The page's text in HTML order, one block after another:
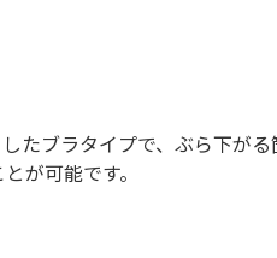
たブラタイプで、ぶら下がる
が可能です。